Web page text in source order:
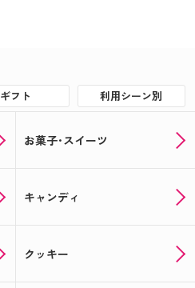
ギフト 利用シーン別
お菓子･スイーツ
キャンディ
クッキー